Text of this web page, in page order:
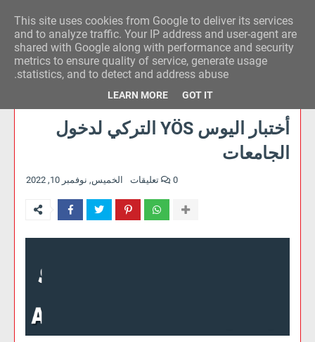
وكالة الحدث للآراء
أختبار اليوس YÖS التركي لدخول
الجامعات
الخميس, نوفمبر 10, 2022 0 تعليقات
This site uses cookies from Google to deliver its services
and to analyze traffic. Your IP address and user-agent are
shared with Google along with performance and security
metrics to ensure quality of service, generate usage
statistics, and to detect and address abuse.
LEARN MORE GOT IT